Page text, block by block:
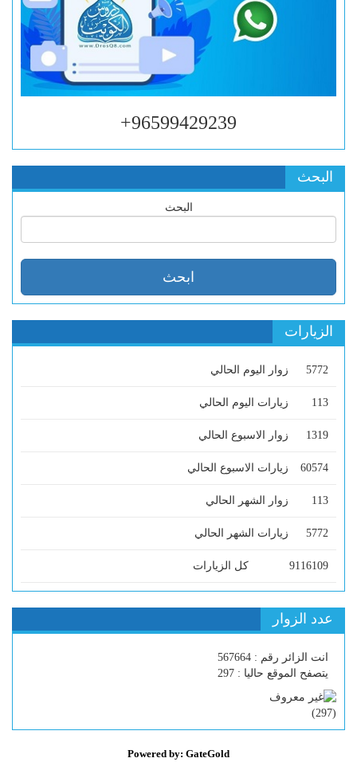
96599429239+
البحث
البحث
الزيارات
5772 زوار اليوم الحالي
113 زيارات اليوم الحالي
1319 زوار الاسبوع الحالي
60574 زيارات الاسبوع الحالي
113 زوار الشهر الحالي
5772 زيارات الشهر الحالي
9116109 كل الزيارات
عدد الزوار
انت الزائر رقم : 567664
يتصفح الموقع حاليا : 297
(
297
)
Powered by: GateGold